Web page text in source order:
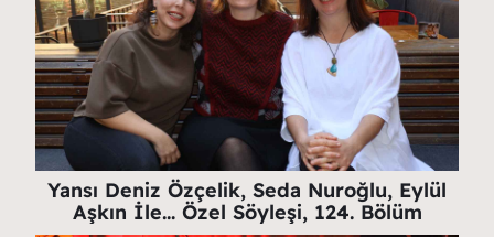
Yansı Deniz Özçelik, Seda Nuroğlu, Eylül
Aşkın İle… Özel Söyleşi, 124. Bölüm